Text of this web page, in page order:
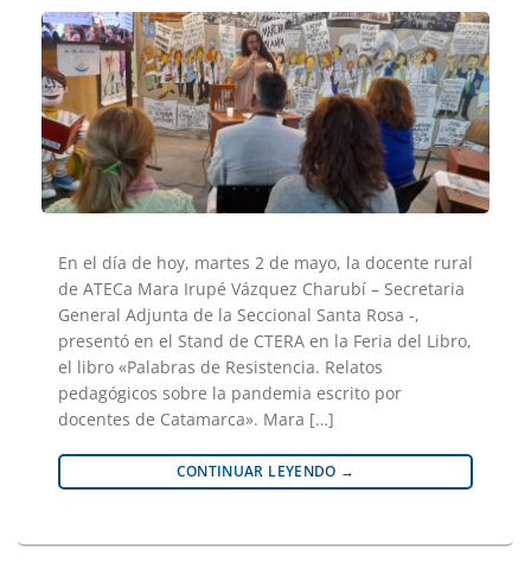
En el día de hoy, martes 2 de mayo, la docente rural
de ATECa Mara Irupé Vázquez Charubí – Secretaria
General Adjunta de la Seccional Santa Rosa -,
presentó en el Stand de CTERA en la Feria del Libro,
el libro «Palabras de Resistencia. Relatos
pedagógicos sobre la pandemia escrito por
docentes de Catamarca». Mara […]
CONTINUAR LEYENDO →